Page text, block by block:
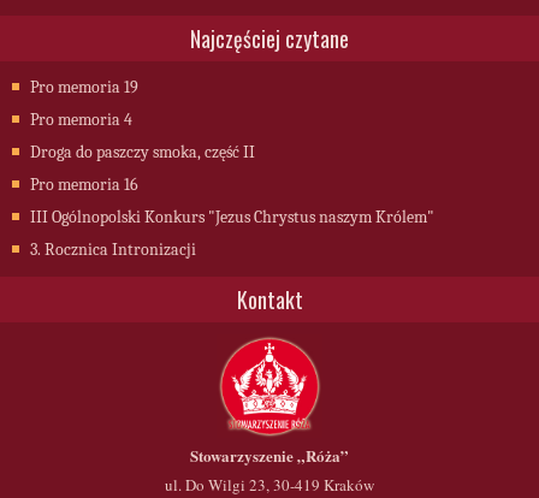
Najczęściej czytane
Pro memoria 19
Pro memoria 4
Droga do paszczy smoka, część II
Pro memoria 16
III Ogólnopolski Konkurs "Jezus Chrystus naszym Królem"
3. Rocznica Intronizacji
Kontakt
Stowarzyszenie„Róża”
ul. Do Wilgi 23, 30-419 Kraków